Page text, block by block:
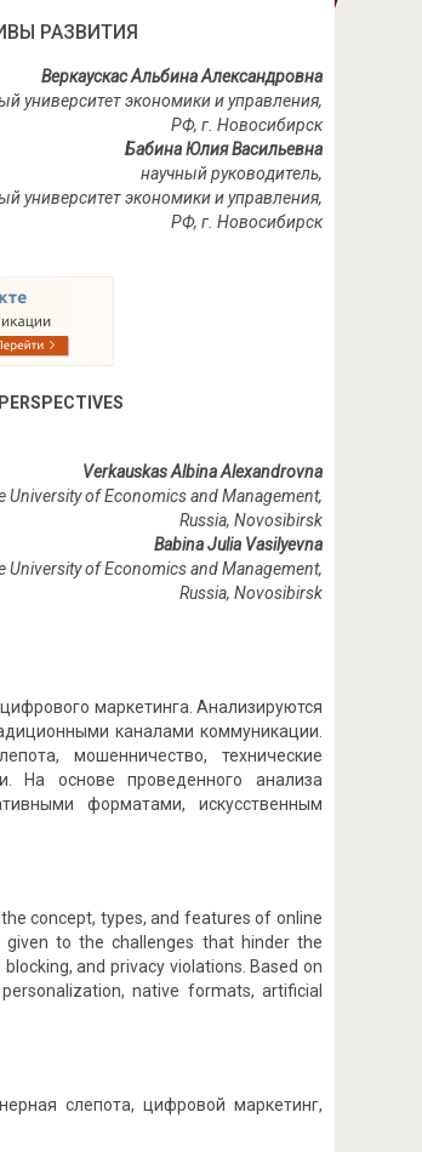
РАЗВИТИЯ
Веркаускас Альбина Александровна
университет экономики и управления,
РФ, г. Новосибирск
Бабина Юлия Васильевна
научный руководитель,
университет экономики и управления,
РФ, г. Новосибирск
Verkauskas Albina Alexandrovna
University of Economics and Management,
Russia, Novosibirsk
Babina Julia Vasilyevna
University of Economics and Management,
Russia, Novosibirsk
маркетинга. Анализируются
каналами коммуникации.
мошенничество, технические
На основе проведенного анализа
форматами, искусственным
concept, types, and features of online
given to the challenges that hinder the
and privacy violations. Based on
native formats, artificial
слепота, цифровой маркетинг,